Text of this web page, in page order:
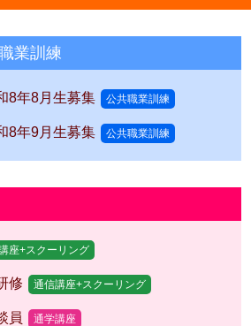
業訓練
年8月生募集 公共職業訓練
年9月生募集 公共職業訓練
座+スクーリング
修 通信講座+スクーリング
員 通学講座